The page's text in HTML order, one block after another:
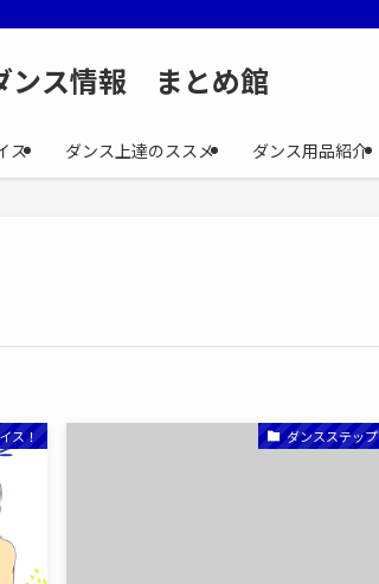
ンス情報 まとめ館
ス ダンス上達のススメ ダンス用品紹介
ス！ ダンスステップ